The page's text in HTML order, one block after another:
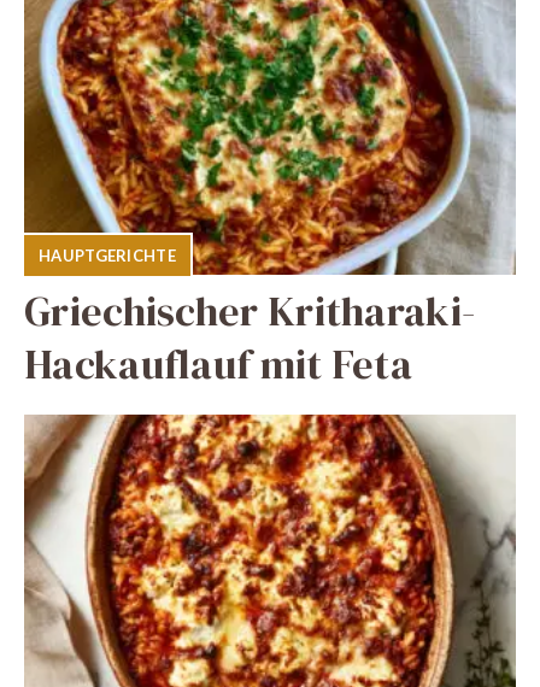
HAUPTGERICHTE
Griechischer Kritharaki-
Hackauflauf mit Feta